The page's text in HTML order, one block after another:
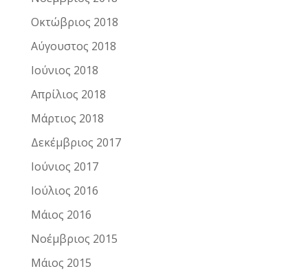
Οκτώβριος 2018
Αύγουστος 2018
Ιούνιος 2018
Απρίλιος 2018
Μάρτιος 2018
Δεκέμβριος 2017
Ιούνιος 2017
Ιούλιος 2016
Μάιος 2016
Νοέμβριος 2015
Μάιος 2015